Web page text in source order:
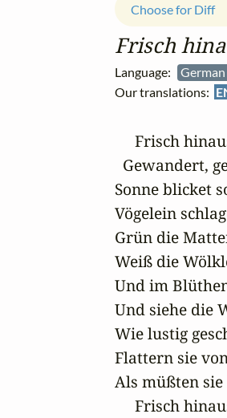
Frisch
Language:
Our translations:
Choose for Diff
Frisch
Gewandert,
Sonne blicket
Vögelein
Grün die
Weiß die
Und im
Und siehe die
Wie lustig
Flattern sie
Als müßten
Frisch